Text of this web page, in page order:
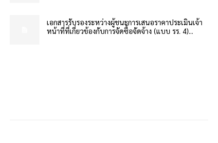
เอกสารรับรองระหว่างผู้ชนะการเสนอราคาประเมินเจ้า
หน้าที่ที่เกี่ยวข้องกับการจัดซื้อจัดจ้าง (แบบ รร. 4)...